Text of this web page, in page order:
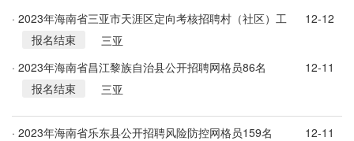
· 2023年海南省三亚市天涯区定向考核招聘村（社区）工
作者72名
12-12
报名结束
三亚
· 2023年海南省昌江黎族自治县公开招聘网格员86名
12-11
报名结束
三亚
· 2023年海南省乐东县公开招聘风险防控网格员159名
12-11